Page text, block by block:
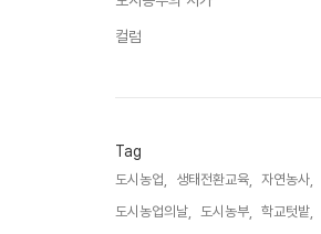
컬럼
Tag
도시농업, 생태전환교육, 자연농사,
도시농업의날,
도시농부, 학교텃밭,